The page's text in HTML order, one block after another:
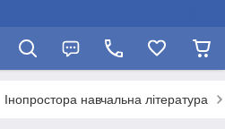
Інопростора навчальна література